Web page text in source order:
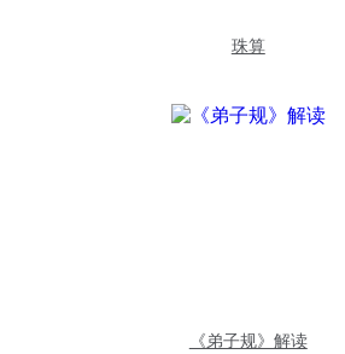
珠算
《弟子规》解读